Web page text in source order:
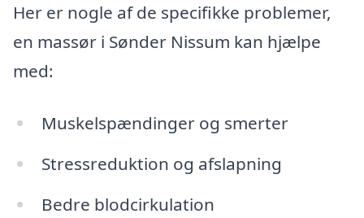
Her er nogle af de specifikke problemer,
en massør i Sønder Nissum kan hjælpe
med:
Muskelspændinger og smerter
Stressreduktion og afslapning
Bedre blodcirkulation